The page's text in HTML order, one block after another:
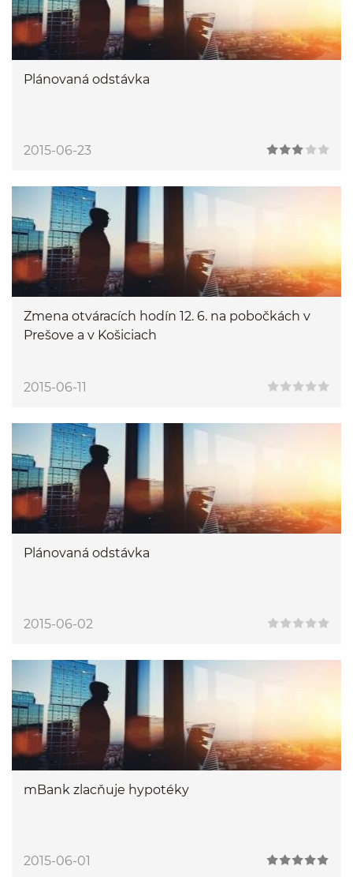
Plánovaná odstávka
2015-06-23
Zmena otváracích hodín 12. 6. na pobočkách v
Prešove a v Košiciach
2015-06-11
Plánovaná odstávka
2015-06-02
mBank zlacňuje hypotéky
2015-06-01